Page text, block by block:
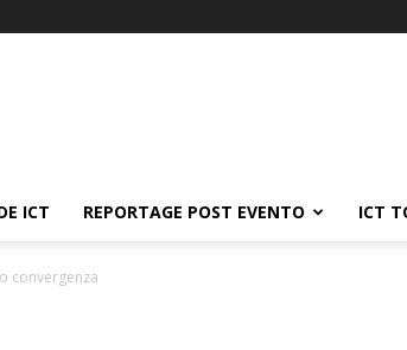
ICT REPORTAGE POST EVENTO ICT
convergenza